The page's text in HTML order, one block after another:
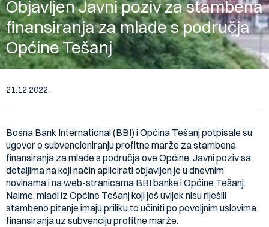
Objavljen Javni poziv za stambena
finansiranja za mlade s područja
Općine Tešanj
21.12.2022.
Bosna Bank International (BBI) i Općina Tešanj potpisale su
ugovor o subvencioniranju profitne marže za stambena
finansiranja za mlade s područja ove Općine. Javni poziv sa
detaljima na koji način aplicirati objavljen je u dnevnim
novinama i na web-stranicama BBI banke i Općine Tešanj.
Naime, mladi iz Općine Tešanj koji još uvijek nisu riješili
stambeno pitanje imaju priliku to učiniti po povoljnim uslovima
finansiranja uz subvenciju profitne marže.